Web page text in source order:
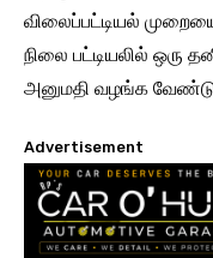
விலைப்பட்டியல்
நிலை பட்டியலில் ஒரு
அனுமதி வழங்க
Advertisement